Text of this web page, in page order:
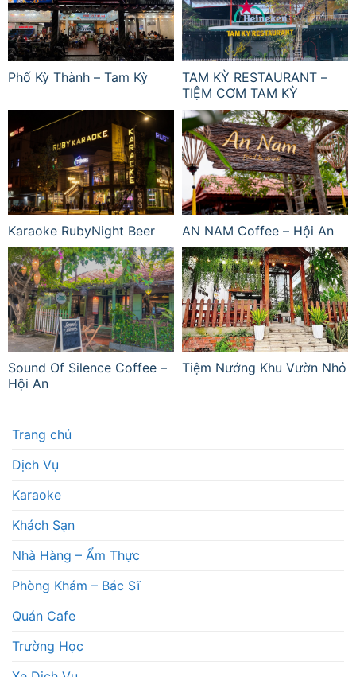
Phố Kỳ Thành – Tam Kỳ
TAM KỲ RESTAURANT –
TIỆM CƠM TAM KỲ
Karaoke RubyNight Beer AN NAM Coffee – Hội An
Sound Of Silence Coffee –
Hội An
Tiệm Nướng Khu Vườn Nhỏ
Trang chủ
Dịch Vụ
Karaoke
Khách Sạn
Nhà Hàng – Ẩm Thực
Phòng Khám – Bác Sĩ
Quán Cafe
Trường Học